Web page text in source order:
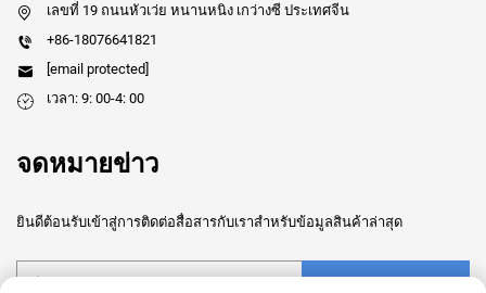
เลขที่ 19 ถนนหัวเว่ย หนานหนิง เกว่างซี ประเทศจีน
+86-18076641821
[email protected]
เวลา: 9: 00-4: 00
จดหมายข่าว
ยินดีต้อนรับเข้าสู่การติดต่อสื่อสารกับเราสำหรับข้อมูลสินค้าล่าสุด